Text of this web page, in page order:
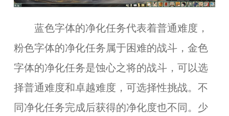
蓝色字体的净化任务代表着普通难度，
粉色字体的净化任务属于困难的战斗，金色
字体的净化任务是蚀心之将的战斗，可以选
择普通难度和卓越难度，可选择性挑战。不
同净化任务完成后获得的净化度也不同。少